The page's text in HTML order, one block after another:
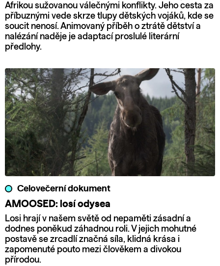
Afrikou sužovanou válečnými konflikty. Jeho cesta za
příbuznými vede skrze tlupy dětských vojáků, kde se
soucit nenosí. Animovaný příběh o ztrátě dětství a
nalézání naděje je adaptací proslulé literární
předlohy.
Celovečerní dokument
AMOOSED: losí odysea
Losi hrají v našem světě od nepaměti zásadní a
dodnes poněkud záhadnou roli. V jejich mohutné
postavě se zrcadlí značná síla, klidná krása i
zapomenuté pouto mezi člověkem a divokou
přírodou.